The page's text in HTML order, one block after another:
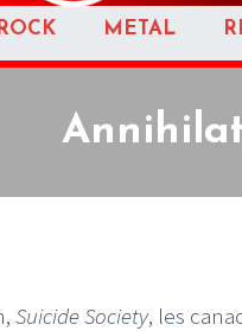
ROCK METAL
Suicide Society, les